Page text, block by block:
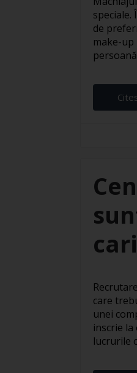
speciale.
de
make-
care
unei
inscrie
lucrurile